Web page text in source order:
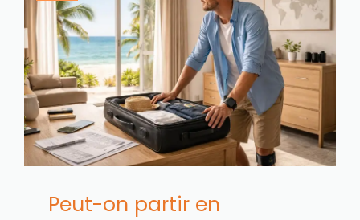
Peut-on partir en